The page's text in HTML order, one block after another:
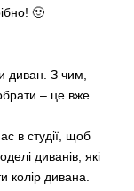
🙂
диван. З чим,
– це вже
в студії, щоб
диванів, які
дивана.